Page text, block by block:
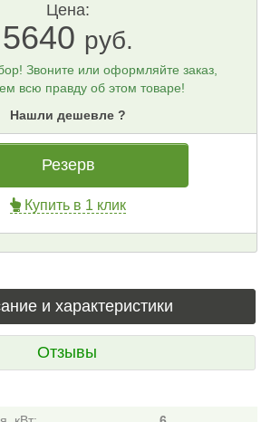
Цена:
5640 руб.
Звоните или оформляйте заказ,
всю правду об этом товаре!
Нашли дешевле ?
Резерв
Купить в 1 клик
и характеристики
Отзывы